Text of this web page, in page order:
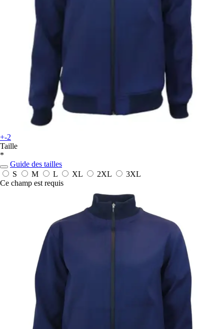
+-2
Taille
*
Guide des tailles
S
M L XL 2XL
3XL
Ce champ est requis